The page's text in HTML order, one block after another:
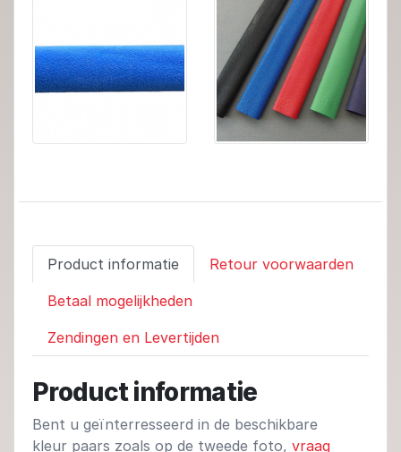
Product informatie Retour voorwaarden
Betaal mogelijkheden
Zendingen en Levertijden
Product informatie
Bent u geïnterresseerd in de beschikbare
kleur paars zoals op de tweede foto, vraag